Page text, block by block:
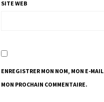
SITE WEB
ENREGISTRER MON NOM, MON E-
MON PROCHAIN COMMENTAIRE.